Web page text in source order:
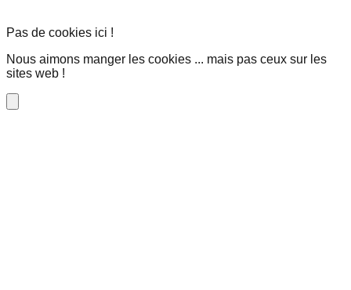
Pas de cookies ici !
Nous aimons manger les cookies ... mais pas ceux sur les
sites web !